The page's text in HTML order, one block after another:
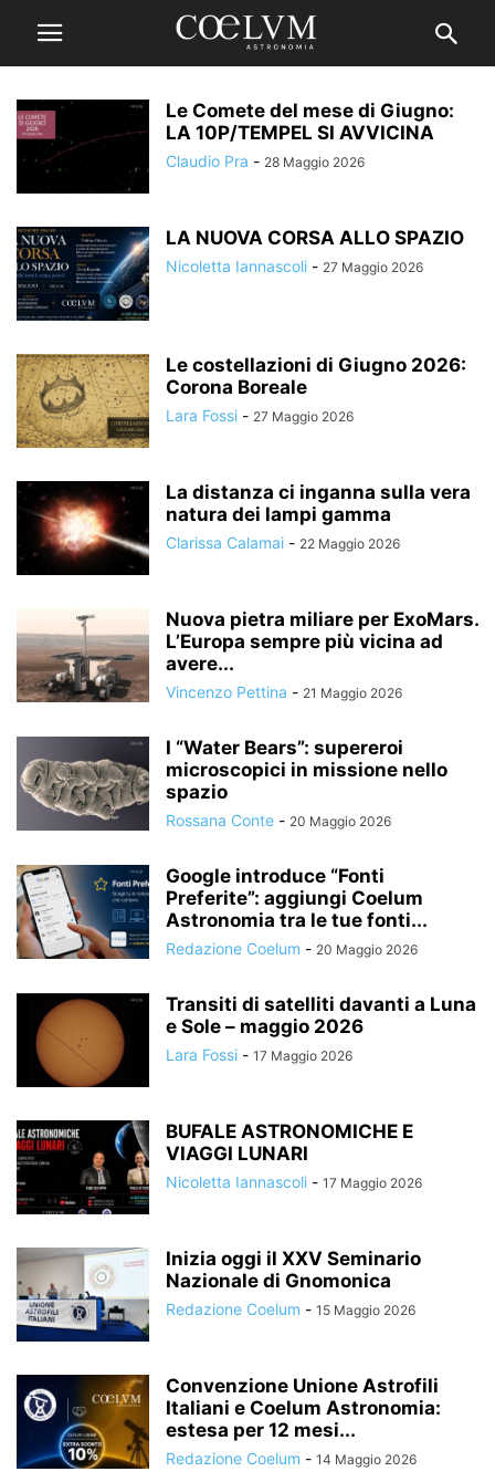
Le Comete del mese di Giugno:
LA 10P/TEMPEL SI AVVICINA
Claudio Pra - 28 Maggio 2026
LA NUOVA CORSA ALLO SPAZIO
Nicoletta Iannascoli - 27 Maggio 2026
Le costellazioni di Giugno 2026:
Corona Boreale
Lara Fossi - 27 Maggio 2026
La distanza ci inganna sulla vera
natura dei lampi gamma
Clarissa Calamai - 22 Maggio 2026
Nuova pietra miliare per ExoMars.
L’Europa sempre più vicina ad
avere...
Vincenzo Pettina - 21 Maggio 2026
I “Water Bears”: supereroi
microscopici in missione nello
spazio
Rossana Conte - 20 Maggio 2026
Google introduce “Fonti
Preferite”: aggiungi Coelum
Astronomia tra le tue fonti...
Redazione Coelum - 20 Maggio 2026
Transiti di satelliti davanti a Luna
e Sole – maggio 2026
Lara Fossi - 17 Maggio 2026
BUFALE ASTRONOMICHE E
VIAGGI LUNARI
Nicoletta Iannascoli - 17 Maggio 2026
Inizia oggi il XXV Seminario
Nazionale di Gnomonica
Redazione Coelum - 15 Maggio 2026
Convenzione Unione Astrofili
Italiani e Coelum Astronomia:
estesa per 12 mesi...
Redazione Coelum - 14 Maggio 2026